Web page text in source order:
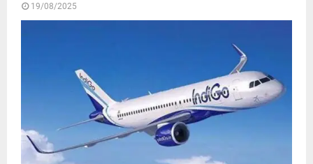
19/08/2025